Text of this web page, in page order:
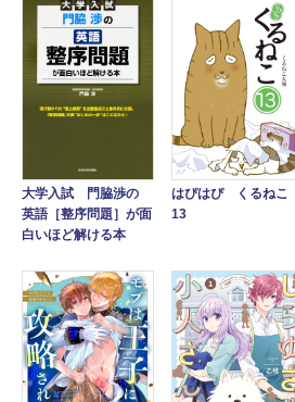
大学入試 門脇渉の
英語［整序問題］が面
白いほど解ける本
はぴはぴ くるねこ
13